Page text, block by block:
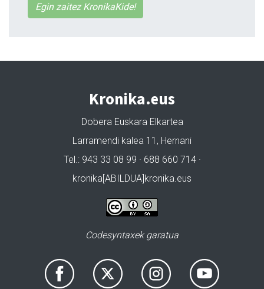
Egin zaitez KronikaKide!
Kronika.eus
Dobera Euskara Elkartea
Larramendi kalea 11, Hernani
Tel.: 943 33 08 99 · 688 660 714 ·
kronika[ABILDUA]kronika.eus
Codesyntaxek garatua